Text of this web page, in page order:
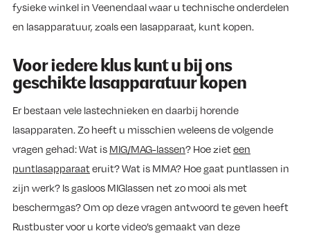
fysieke winkel in Veenendaal waar u technische onderdelen
en lasapparatuur, zoals een lasapparaat, kunt kopen.
Voor iedere klus kunt u bij ons
geschikte lasapparatuur kopen
Er bestaan vele lastechnieken en daarbij horende
lasapparaten. Zo heeft u misschien weleens de volgende
vragen gehad: Wat is MIG/MAG-lassen? Hoe zieteen
puntlasapparaateruit? Wat is MMA? Hoe gaat puntlassen in
zijn werk? Is gasloos MIGlassen net zo mooi als met
beschermgas? Om op deze vragen antwoord te geven heeft
Rustbuster voor u korte video’s gemaakt van deze